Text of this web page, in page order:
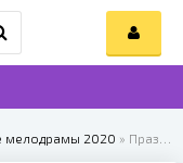
мелодрамы 2020 » Праздник разбитых сердец (2017)